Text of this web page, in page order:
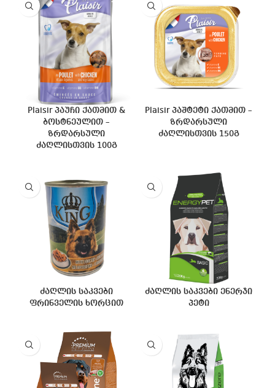
Plaisir პაუჩი ქათმით &
ბოსტნეულით –
ზრდარსული
ძაღლისთვის 100გ
Plaisir პაშტეტი ქათმით –
ზრდარსული
ძაღლისთვის 150გ
ძაღლის საკვები
ფრინველის ხორცით
ძაღლის საკვები ენერჯი
პეტი